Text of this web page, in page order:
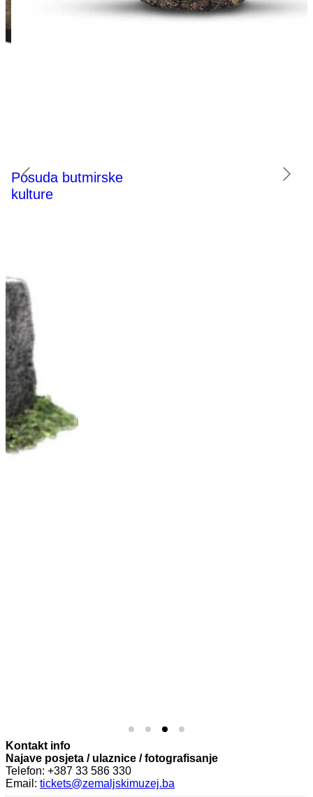
Posuda butmirske
kulture
Kontakt info
Najave posjeta / ulaznice / fotografisanje
Telefon: +387 33 586 330
Email: tickets@zemaljskimuzej.ba